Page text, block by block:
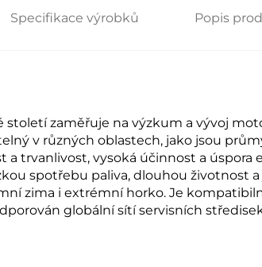
Specifikace výrobků Popis
zaměřuje na výzkum a vývoj
v různých oblastech, jako jsou
trvanlivost, vysoká účinnost a úspora
spotřebu paliva, dlouhou životnost
zima i extrémní horko. Je
globální sítí servisních